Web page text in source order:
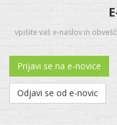
vpišite vaš e-naslov in
Prijavi se na e-novice
Odjavi se od e-novic